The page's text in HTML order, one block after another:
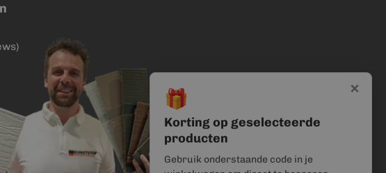
×
🎁
Korting op geselecteerde
producten
Gebruik onderstaande code in je